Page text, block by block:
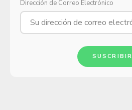
Dirección de Correo Electrónico
SUSCRIBIR